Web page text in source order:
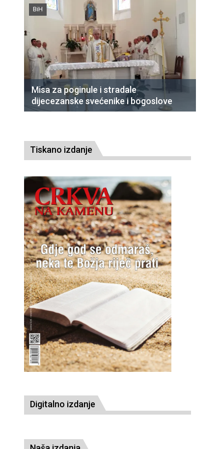
BiH
Misa za poginule i stradale
dijecezanske svećenike i bogoslove
Tiskano izdanje
Digitalno izdanje